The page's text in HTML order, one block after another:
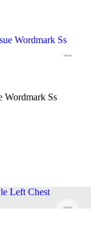
Wordmark Ss